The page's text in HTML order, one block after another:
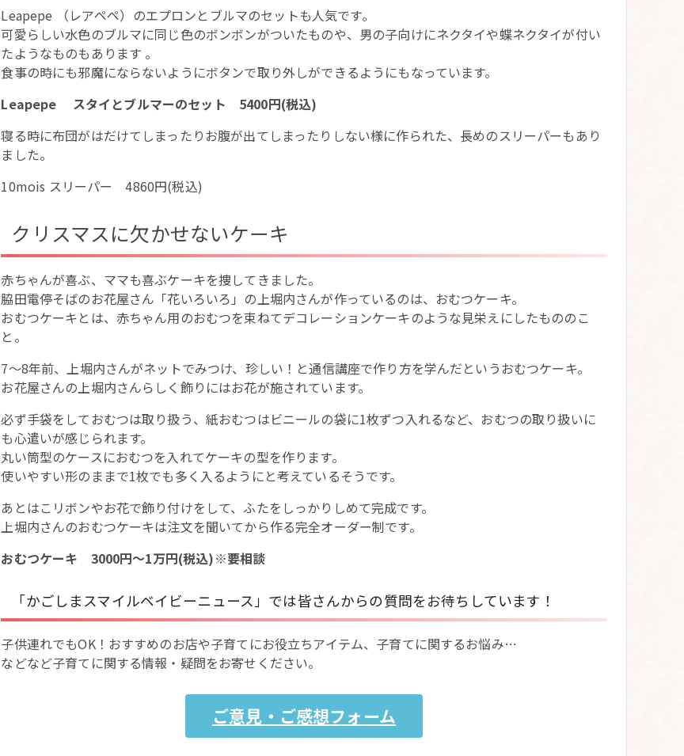
Leapepe （レアペペ）のエプロンとブルマのセットも人気です。
可愛らしい水色のブルマに同じ色のボンボンがついたものや、男の子向けにネクタイや蝶ネクタイが付い
たようなものもあります 。
食事の時にも邪魔にならないようにボタンで取り外しができるようにもなっています。
Leapepe スタイとブルマーのセット 5400円(税込)
寝る時に布団がはだけてしまったりお腹が出てしまったりしない様に作られた、長めのスリーパーもあり
ました。
10mois スリーパー 4860円(税込)
クリスマスに欠かせないケーキ
赤ちゃんが喜ぶ、ママも喜ぶケーキを捜してきました。
脇田電停そばのお花屋さん「花いろいろ」の上堀内さんが作っているのは、おむつケーキ。
おむつケーキとは、赤ちゃん用のおむつを束ねてデコレーションケーキのような見栄えにしたもののこ
と。
7～8年前、上堀内さんがネットでみつけ、珍しい！と通信講座で作り方を学んだというおむつケーキ。
お花屋さんの上堀内さんらしく飾りにはお花が施されています。
必ず手袋をしておむつは取り扱う、紙おむつはビニールの袋に1枚ずつ入れるなど、おむつの取り扱いに
も心遣いが感じられます。
丸い筒型のケースにおむつを入れてケーキの型を作ります。
使いやすい形のままで1枚でも多く入るようにと考えているそうです。
あとはこリボンやお花で飾り付けをして、ふたをしっかりしめて完成です。
上堀内さんのおむつケーキは注文を聞いてから作る完全オーダー制です。
おむつケーキ 3000円～1万円(税込)※要相談
「かごしまスマイルベイビーニュース」では皆さんからの質問をお待ちしています！
子供連れでもOK！おすすめのお店や子育てにお役立ちアイテム、子育てに関するお悩み…
などなど子育てに関する情報・疑問をお寄せください。
ご意見・ご感想フォーム